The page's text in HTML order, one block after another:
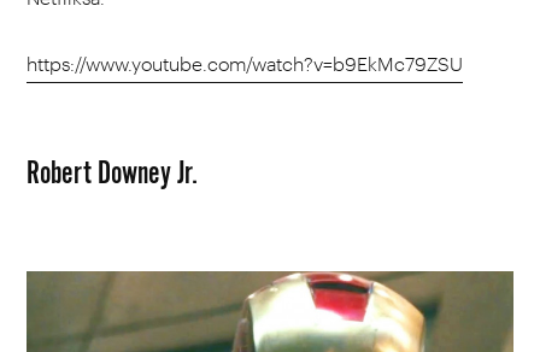
https://www.youtube.com/watch?v=b9EkMc79ZSU
Robert Downey Jr.